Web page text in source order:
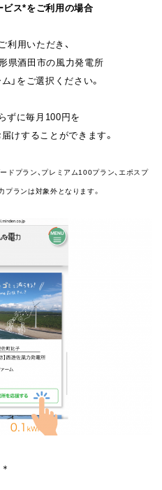
ス*をご利用の場合
利用いただき、
県酒田市の風力発電所
」をご選択ください。
ずに毎月100円を
けすることができます。
ドプラン、プレミアム100プラン、エポスプ
プランは対象外となります。
＊